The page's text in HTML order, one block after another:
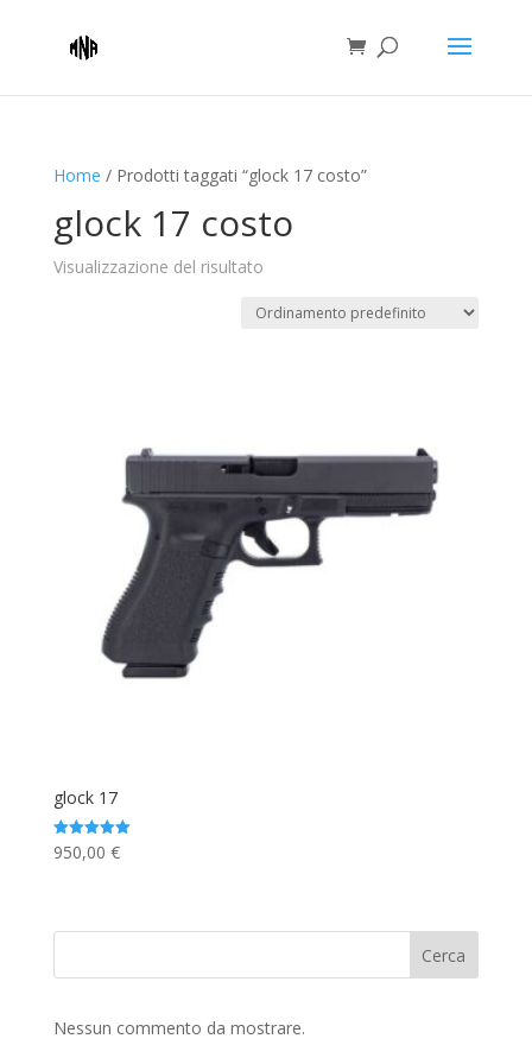
Home / Prodotti taggati “glock 17 costo”
glock 17 costo
Visualizzazione del risultato
glock 17
Valutato
5.00
950,00 €
Cerca
Nessun commento da mostrare.